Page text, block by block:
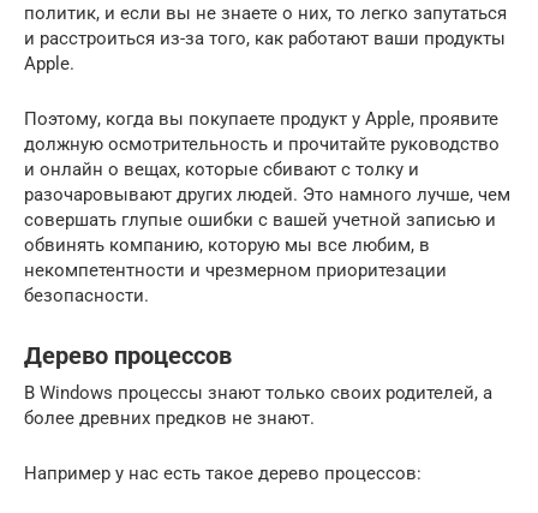
политик, и если вы не знаете о них, то легко запутаться
и расстроиться из-за того, как работают ваши продукты
Apple.
Поэтому, когда вы покупаете продукт у Apple, проявите
должную осмотрительность и прочитайте руководство
и онлайн о вещах, которые сбивают с толку и
разочаровывают других людей. Это намного лучше, чем
совершать глупые ошибки с вашей учетной записью и
обвинять компанию, которую мы все любим, в
некомпетентности и чрезмерном приоритезации
безопасности.
Дерево процессов
В Windows процессы знают только своих родителей, а
более древних предков не знают.
Например у нас есть такое дерево процессов: